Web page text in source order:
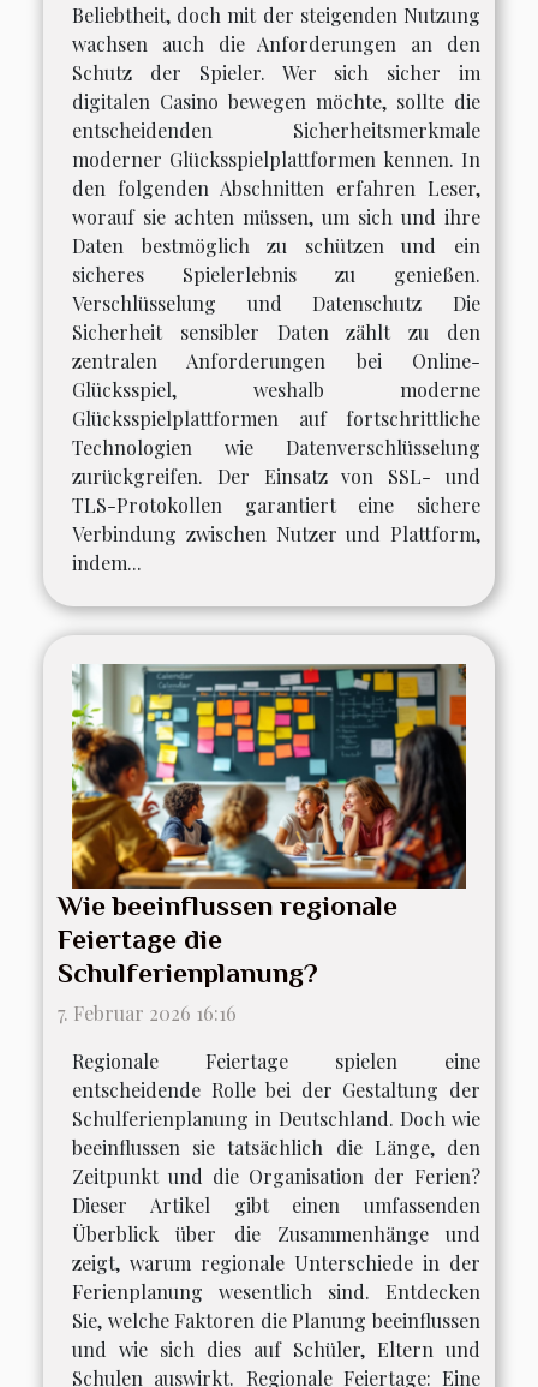
Beliebtheit, doch mit der steigenden Nutzung
wachsen auch die Anforderungen an den
Schutz der Spieler. Wer sich sicher im
digitalen Casino bewegen möchte, sollte die
entscheidenden Sicherheitsmerkmale
moderner Glücksspielplattformen kennen. In
den folgenden Abschnitten erfahren Leser,
worauf sie achten müssen, um sich und ihre
Daten bestmöglich zu schützen und ein
sicheres Spielerlebnis zu genießen.
Verschlüsselung und Datenschutz Die
Sicherheit sensibler Daten zählt zu den
zentralen Anforderungen bei Online-
Glücksspiel, weshalb moderne
Glücksspielplattformen auf fortschrittliche
Technologien wie Datenverschlüsselung
zurückgreifen. Der Einsatz von SSL- und
TLS-Protokollen garantiert eine sichere
Verbindung zwischen Nutzer und Plattform,
indem...
Wie beeinflussen regionale
Feiertage die
Schulferienplanung?
7. Februar 2026 16:16
Regionale Feiertage spielen eine
entscheidende Rolle bei der Gestaltung der
Schulferienplanung in Deutschland. Doch wie
beeinflussen sie tatsächlich die Länge, den
Zeitpunkt und die Organisation der Ferien?
Dieser Artikel gibt einen umfassenden
Überblick über die Zusammenhänge und
zeigt, warum regionale Unterschiede in der
Ferienplanung wesentlich sind. Entdecken
Sie, welche Faktoren die Planung beeinflussen
und wie sich dies auf Schüler, Eltern und
Schulen auswirkt. Regionale Feiertage: Eine